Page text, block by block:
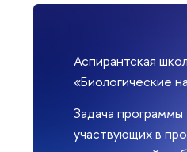
Аспирантская
«Биологические
Задача
участвующих в